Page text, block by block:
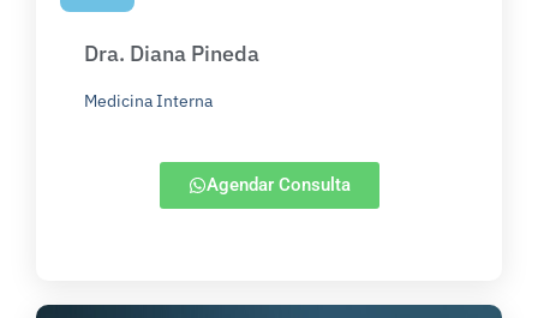
Dra. Diana Pineda
Medicina Interna
Agendar Consulta